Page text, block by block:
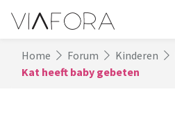
Home Forum Kinderen
Kat heeft baby gebeten